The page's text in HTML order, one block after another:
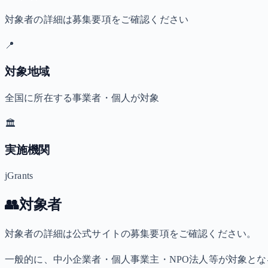
対象者の詳細は募集要項をご確認ください
📍
対象地域
全国に所在する事業者・個人が対象
🏛️
実施機関
jGrants
👥対象者
対象者の詳細は公式サイトの募集要項をご確認ください。
一般的に、中小企業者・個人事業主・NPO法人等が対象とな